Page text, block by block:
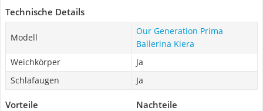
Technische Details
Modell
Our Generation Prima
Ballerina Kiera
Weichkörper
Ja
Schlafaugen
Ja
Vorteile Nachteile